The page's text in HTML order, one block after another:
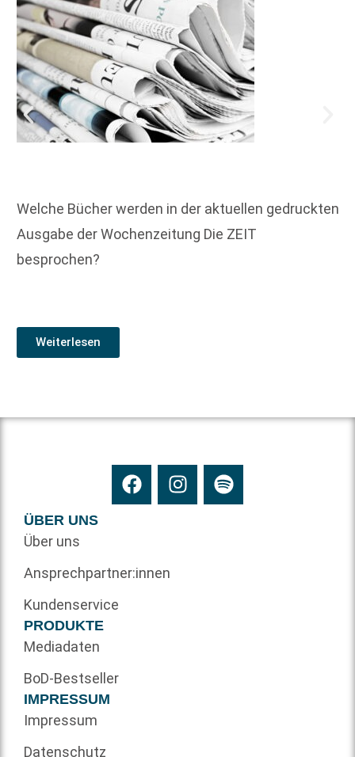
Welche Bücher werden in der aktuellen gedruckten
Ausgabe der Wochenzeitung Die ZEIT
besprochen?
Weiterlesen
ÜBER UNS
Über uns
Ansprechpartner:innen
Kundenservice
PRODUKTE
Mediadaten
BoD-Bestseller
IMPRESSUM
Impressum
Datenschutz